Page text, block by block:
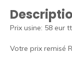
Prix usine: 58 eur
Votre prix remisé